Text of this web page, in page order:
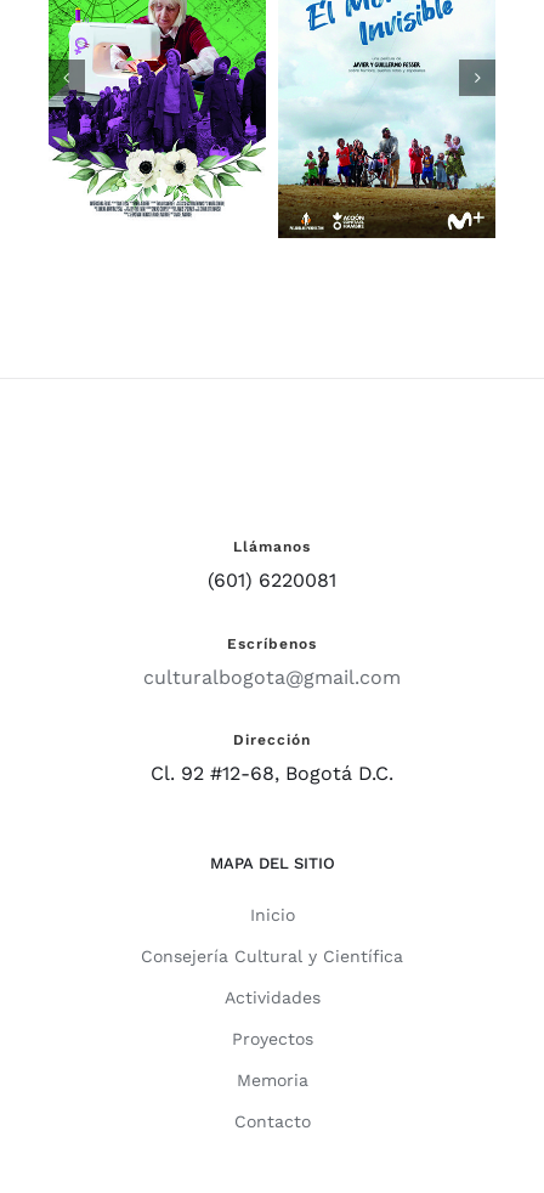
Sew to Say /
Coser para
Contar
El Mounstruo
Invisible
Llámanos
(601) 6220081
Escríbenos
culturalbogota@gmail.com
Dirección
Cl. 92 #12-68, Bogotá D.C.
MAPA DEL SITIO
Inicio
Consejería Cultural y Científica
Actividades
Proyectos
Memoria
Contacto